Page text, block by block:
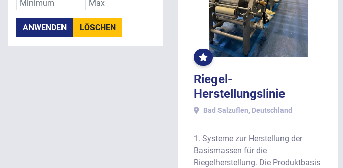
ANWENDEN LÖSCHEN
EXKLUSIVE
RIEGEL
CONBAR
LINIE
Riegel-
Herstellungslinie
SOLLICH-CHOCOTEC-
- STEPHAN, für
PROTEINRIEGEL,
bestehend aus
Bad Salzuflen, Deutschland
1. Systeme zur Herstellung der
Basismassen für die
Riegelherstellung. Die Produktbasis